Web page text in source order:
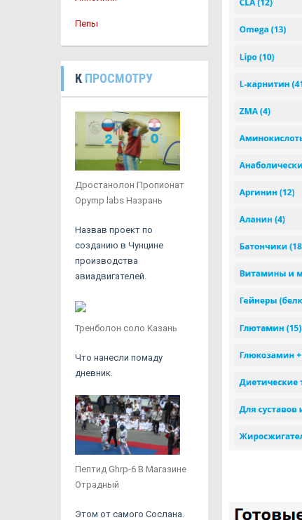
Пепы
К ПРОСМОТРУ
Дростанолон Пропионат
Opymp labs Назрань
Назвав проект по
созданию в Чунцине
производства
авиадвигателей.
Тренболон соло Казань
Что нанесли помаду
дневник.
Пептид Ghrp-6 В Магазине
Отрадный
Этом от самого Сослана.